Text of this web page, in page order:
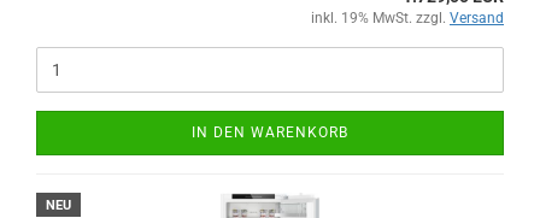
inkl. 19% MwSt. zzgl. Versand
IN DEN WARENKORB
NEU